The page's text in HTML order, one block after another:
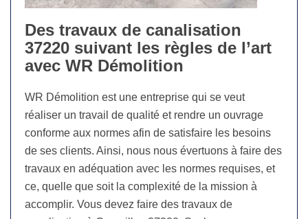
Des travaux de canalisation
37220 suivant les règles de l’art
avec WR Démolition
WR Démolition est une entreprise qui se veut
réaliser un travail de qualité et rendre un ouvrage
conforme aux normes afin de satisfaire les besoins
de ses clients. Ainsi, nous nous évertuons à faire des
travaux en adéquation avec les normes requises, et
ce, quelle que soit la complexité de la mission à
accomplir. Vous devez faire des travaux de